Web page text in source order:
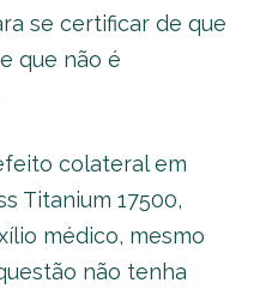
se certificar de que
que não é
colateral em
Titanium 17500,
médico, mesmo
não tenha